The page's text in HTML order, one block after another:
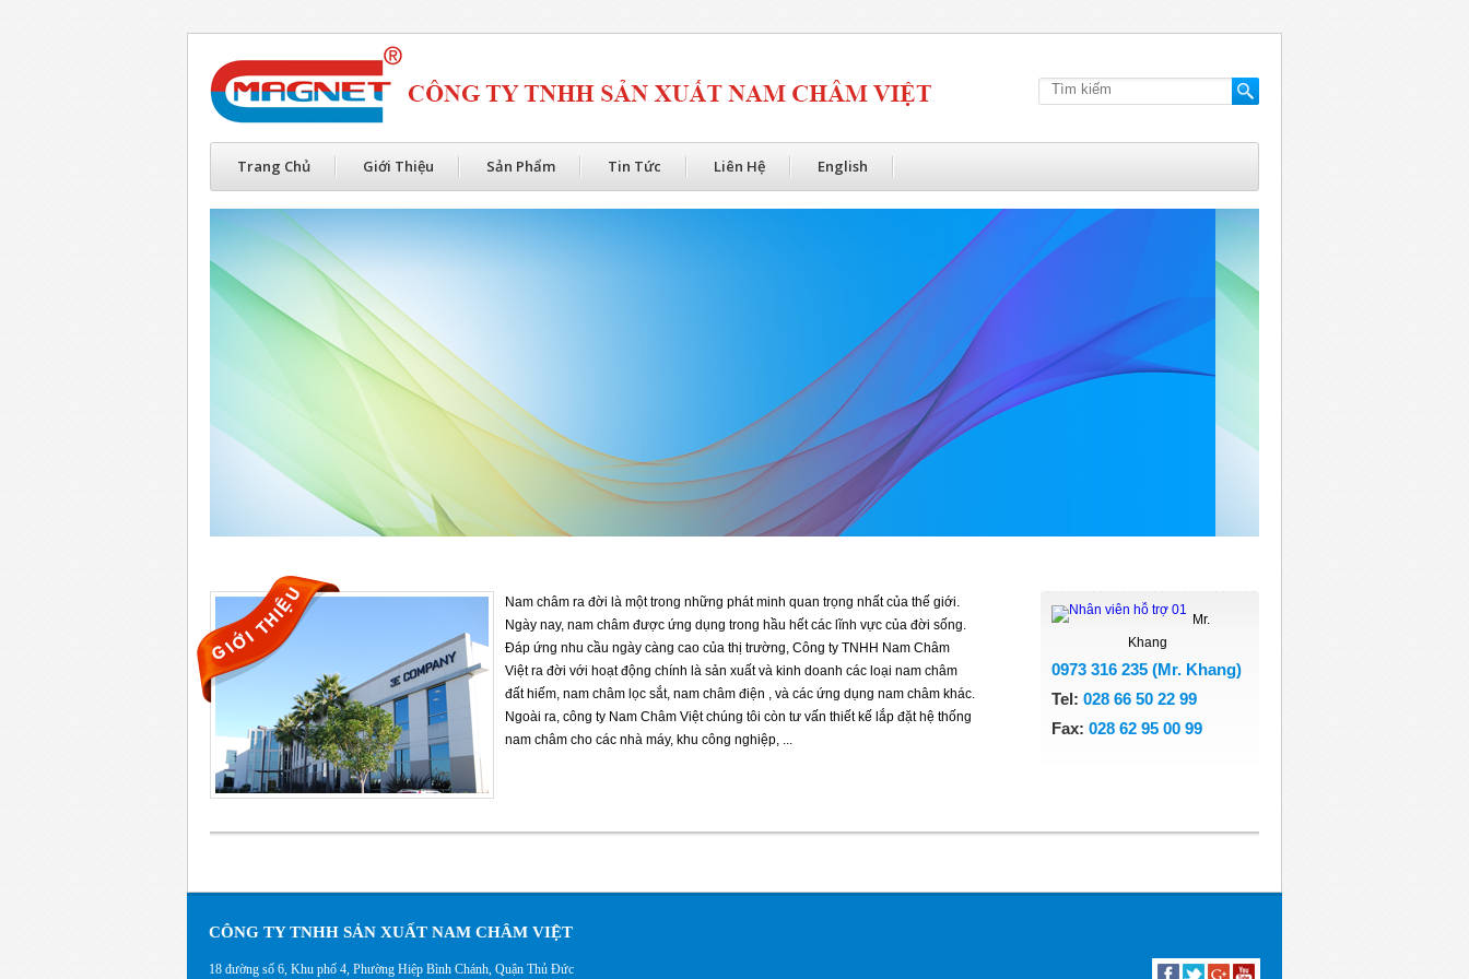
Trang Chủ Giới Thiệu Sản Phẩm Tin Tức Liên Hệ English
Nam châm ra đời là một trong những phát minh quan trọng nhất của thế giới.
Ngày nay, nam châm được ứng dụng trong hầu hết các lĩnh vực của đời sống.
Đáp ứng nhu cầu ngày càng cao của thị trường, Công ty TNHH Nam Châm
Việt ra đời với hoạt động chính là sản xuất và kinh doanh các loại nam châm
đất hiếm, nam châm lọc sắt, nam châm điện , và các ứng dụng nam châm khác.
Ngoài ra, công ty Nam Châm Việt chúng tôi còn tư vấn thiết kế lắp đặt hệ thống
nam châm cho các nhà máy, khu công nghiệp, ...
Mr.
Khang
0973 316 235 (Mr. Khang)
Tel: 028 66 50 22 99
Fax: 028 62 95 00 99
CÔNG TY TNHH SẢN XUẤT NAM CHÂM VIỆT
18 đường số 6, Khu phố 4, Phường Hiệp Bình Chánh, Quận Thủ Đức